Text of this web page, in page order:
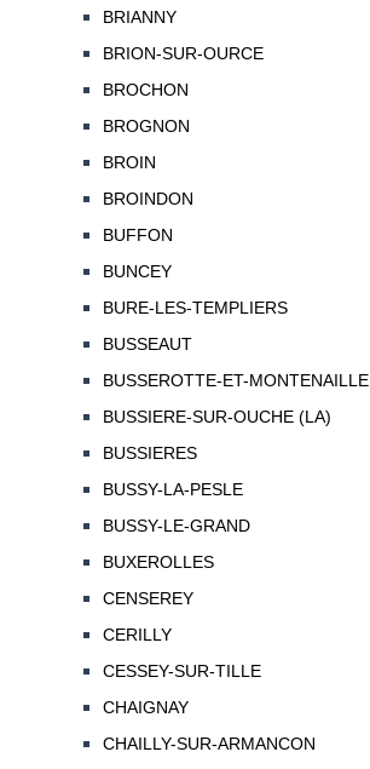
BRIANNY
BRION-SUR-OURCE
BROCHON
BROGNON
BROIN
BROINDON
BUFFON
BUNCEY
BURE-LES-TEMPLIERS
BUSSEAUT
BUSSEROTTE-ET-MONTENAILLE
BUSSIERE-SUR-OUCHE (LA)
BUSSIERES
BUSSY-LA-PESLE
BUSSY-LE-GRAND
BUXEROLLES
CENSEREY
CERILLY
CESSEY-SUR-TILLE
CHAIGNAY
CHAILLY-SUR-ARMANCON